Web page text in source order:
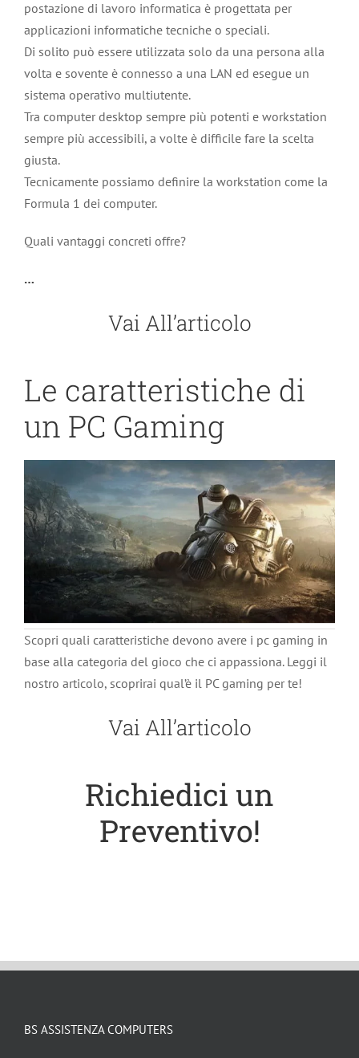
postazione di lavoro informatica è progettata per
applicazioni informatiche tecniche o speciali.
Di solito può essere utilizzata solo da una persona alla
volta e sovente è connesso a una LAN ed esegue un
sistema operativo multiutente.
Tra computer desktop sempre più potenti e workstation
sempre più accessibili, a volte è difficile fare la scelta
giusta.
Tecnicamente possiamo definire la workstation come la
Formula 1 dei computer.
Quali vantaggi concreti offre?
…
Vai All’articolo
Le caratteristiche di
un PC Gaming
Scopri quali caratteristiche devono avere i pc gaming in
base alla categoria del gioco che ci appassiona. Leggi il
nostro articolo, scoprirai qual’è il PC gaming per te!
Vai All’articolo
Richiedici un
Preventivo!
BS ASSISTENZA COMPUTERS